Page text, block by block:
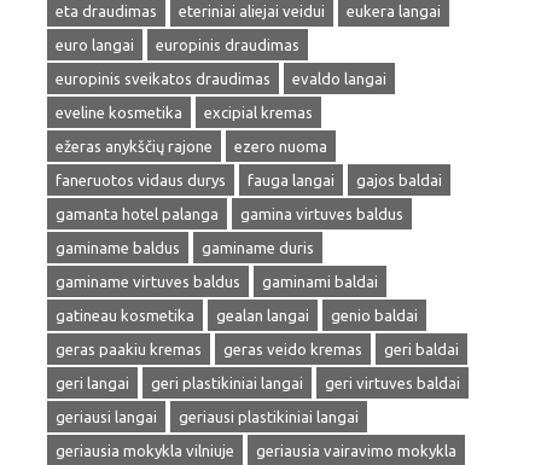
eta draudimas
eteriniai aliejai veidui
eukera langai
euro langai
europinis draudimas
europinis sveikatos draudimas
evaldo langai
eveline kosmetika
excipial kremas
ežeras anykščių rajone
ezero nuoma
faneruotos vidaus durys
fauga langai
gajos baldai
gamanta hotel palanga
gamina virtuves baldus
gaminame baldus
gaminame duris
gaminame virtuves baldus
gaminami baldai
gatineau kosmetika
gealan langai
genio baldai
geras paakiu kremas
geras veido kremas
geri baldai
geri langai
geri plastikiniai langai
geri virtuves baldai
geriausi langai
geriausi plastikiniai langai
geriausia mokykla vilniuje
geriausia vairavimo mokykla